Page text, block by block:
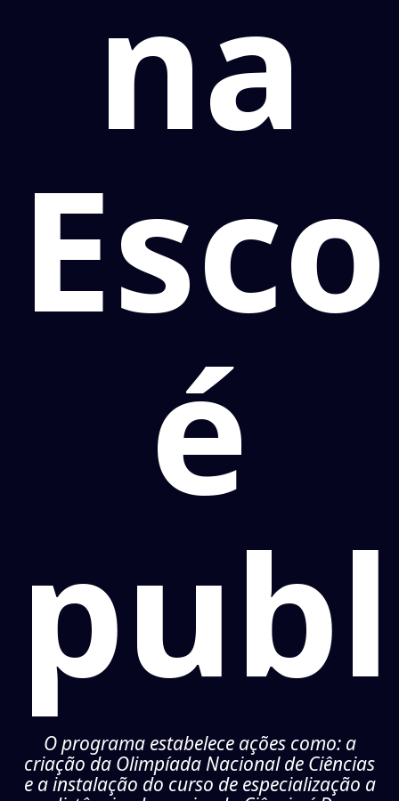
na
é
O programa estabelece ações como: a
criação da Olimpíada Nacional de Ciências
e a instalação do curso de especialização a